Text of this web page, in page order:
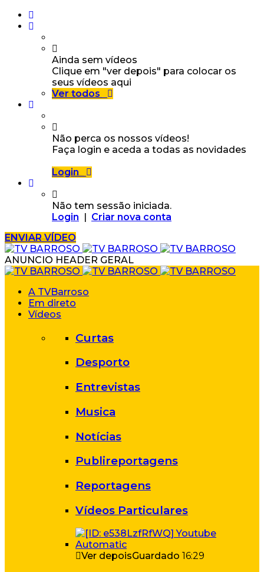
Ainda sem vídeos
Clique em "ver depois" para colocar os
seus vídeos aqui
Ver todos
Não perca os nossos vídeos!
Faça login e aceda a todas as novidades
Login
Não tem sessão iniciada.
Login | Criar nova conta
ENVIAR VÍDEO
ANUNCIO HEADER GERAL
A TVBarroso
Em direto
Vídeos
Curtas
Desporto
Entrevistas
Musica
Notícias
Publireportagens
Reportagens
Vídeos Particulares
Ver depoisGuardado 16:29